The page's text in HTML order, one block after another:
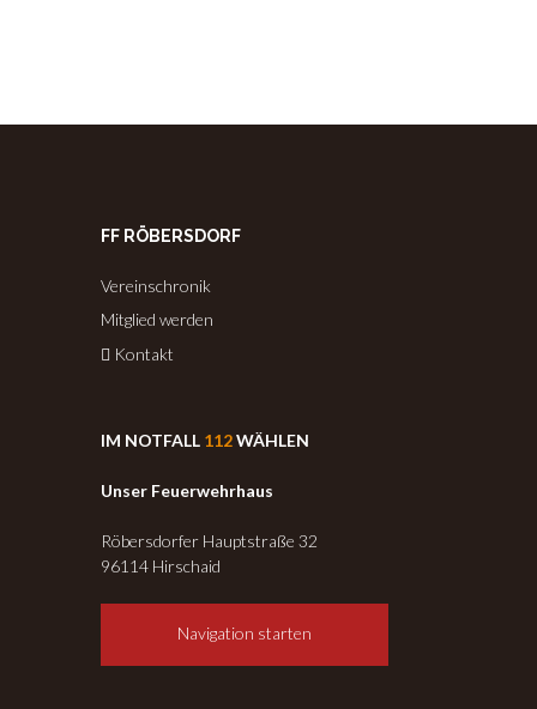
FF RÖBERSDORF
Vereinschronik
Mitglied werden
Kontakt
IM NOTFALL 112WÄHLEN
Unser Feuerwehrhaus
Röbersdorfer Hauptstraße 32
96114 Hirschaid
Navigation starten